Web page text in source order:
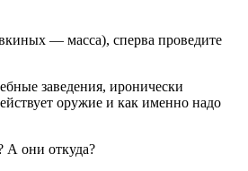
— масса), сперва проведите
заведения, иронически
оружие и как именно надо
А они откуда?